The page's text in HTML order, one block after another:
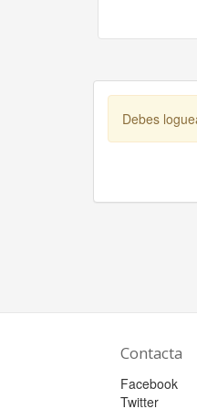
Debes
Contacta
Facebook
Twitter